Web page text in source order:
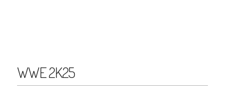
WWE 2K25